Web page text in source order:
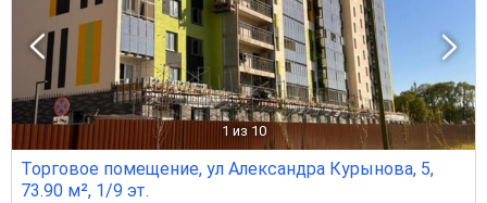
1 из 10
Торговое помещение, ул Александра Курынова, 5,
73.90 м², 1/9 эт.